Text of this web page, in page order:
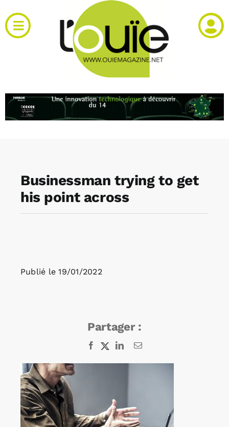
au
contenu
Toggle
Navigation
RH et emploi
Agenda
Businessman trying to get
his point across
Publié le 19/01/2022
Partager :
Facebook
X LinkedInEmail